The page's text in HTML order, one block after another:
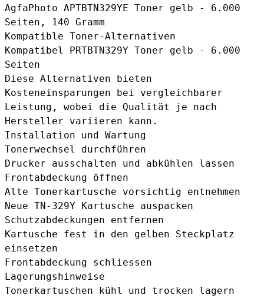
AgfaPhoto APTBTN329YE Toner gelb - 6.000
Seiten, 140 Gramm
Kompatible Toner-Alternativen
Kompatibel PRTBTN329Y Toner gelb - 6.000
Seiten
Diese Alternativen bieten
Kosteneinsparungen bei vergleichbarer
Leistung, wobei die Qualität je nach
Hersteller variieren kann.
Installation und Wartung
Tonerwechsel durchführen
Drucker ausschalten und abkühlen lassen
Frontabdeckung öffnen
Alte Tonerkartusche vorsichtig entnehmen
Neue TN-329Y Kartusche auspacken
Schutzabdeckungen entfernen
Kartusche fest in den gelben Steckplatz
einsetzen
Frontabdeckung schliessen
Lagerungshinweise
Tonerkartuschen kühl und trocken lagern